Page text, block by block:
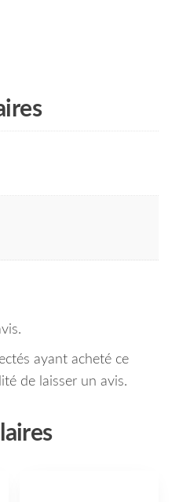
ayant acheté ce
de laisser un avis.